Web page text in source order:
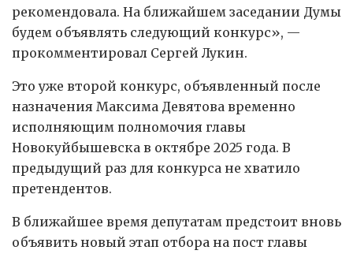
рекомендовала. На ближайшем заседании Думы
будем объявлять следующий конкурс», —
прокомментировал Сергей Лукин.
Это уже второй конкурс, объявленный после
назначения Максима Девятова временно
исполняющим полномочия главы
Новокуйбышевска в октябре 2025 года. В
предыдущий раз для конкурса не хватило
претендентов.
В ближайшее время депутатам предстоит вновь
объявить новый этап отбора на пост главы